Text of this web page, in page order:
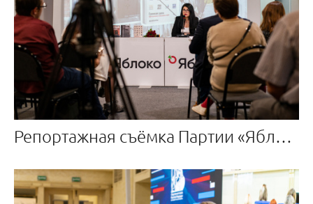
Репортажная съёмка Партии «Яблоко»